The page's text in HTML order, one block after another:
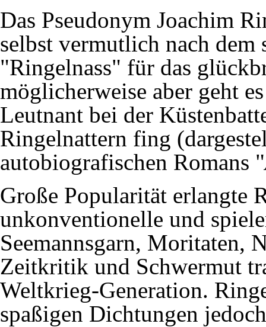
Das Pseudonym Joachim
selbst vermutlich nach dem
"Ringelnass" für das
möglicherweise aber geht
Leutnant bei der
Ringelnattern fing
autobiografischen Romans "
Große Popularität erlangte
unkonventionelle und
Seemannsgarn, Moritaten,
Zeitkritik und Schwermut
Weltkrieg-Generation.
spaßigen Dichtungen